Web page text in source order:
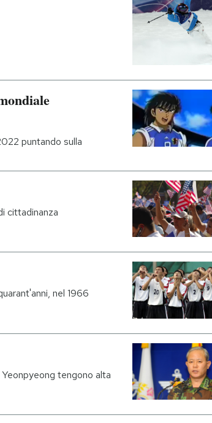
puntando sulla
cittadinanza
nel 1966
tengono alta